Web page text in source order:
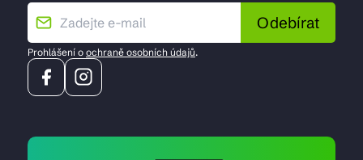
Odebírat
Prohlášení o ochraně osobních údajů.